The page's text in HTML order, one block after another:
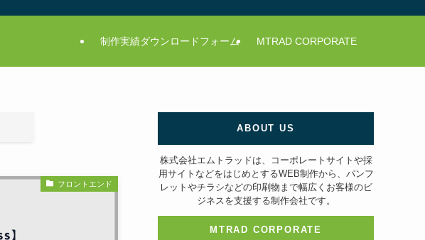
制作実績ダウンロードフォーム MTRAD CORPORATE
フロントエンド
ABOUT US
株式会社エムトラッドは、コーポレートサイトや採
用サイトなどをはじめとするWEB制作から、パンフ
レットやチラシなどの印刷物まで幅広くお客様のビ
ジネスを支援する制作会社です。
MTRAD CORPORATE